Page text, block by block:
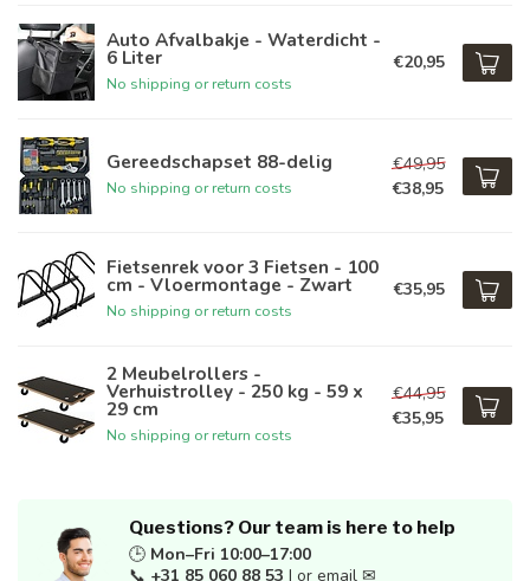
Auto Afvalbakje - Waterdicht -
6 Liter
No shipping or return costs
€20,95
Gereedschapset 88-delig
No shipping or return costs
€49,95
€38,95
Fietsenrek voor 3 Fietsen - 100
cm - Vloermontage - Zwart
No shipping or return costs
€35,95
2 Meubelrollers -
Verhuistrolley - 250 kg - 59 x
29 cm
No shipping or return costs
€44,95
€35,95
Questions? Our team is here to help
🕒 Mon–Fri 10:00–17:00
📞 +31 85 060 88 53 | or email ✉